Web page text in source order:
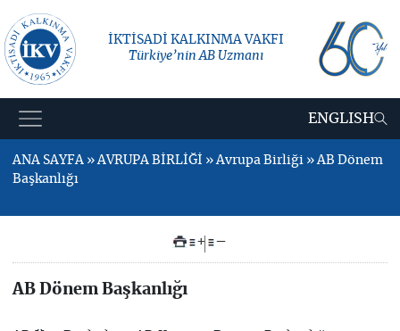
İKTİSADİ KALKINMA VAKFI
Türkiye’nin AB Uzmanı
ENGLISH
ANA SAYFA » AVRUPA BİRLİĞİ » Avrupa Birliği » AB Dönem
Başkanlığı
+ –
AB Dönem Başkanlığı